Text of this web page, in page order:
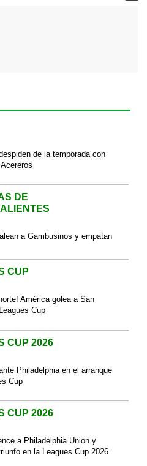
de la temporada con
DE
a Gambusinos y empatan
CUP
América golea a San
Cup
CUP 2026
Philadelphia en el arranque
Cup
CUP 2026
a Philadelphia Union y
en la Leagues Cup 2026